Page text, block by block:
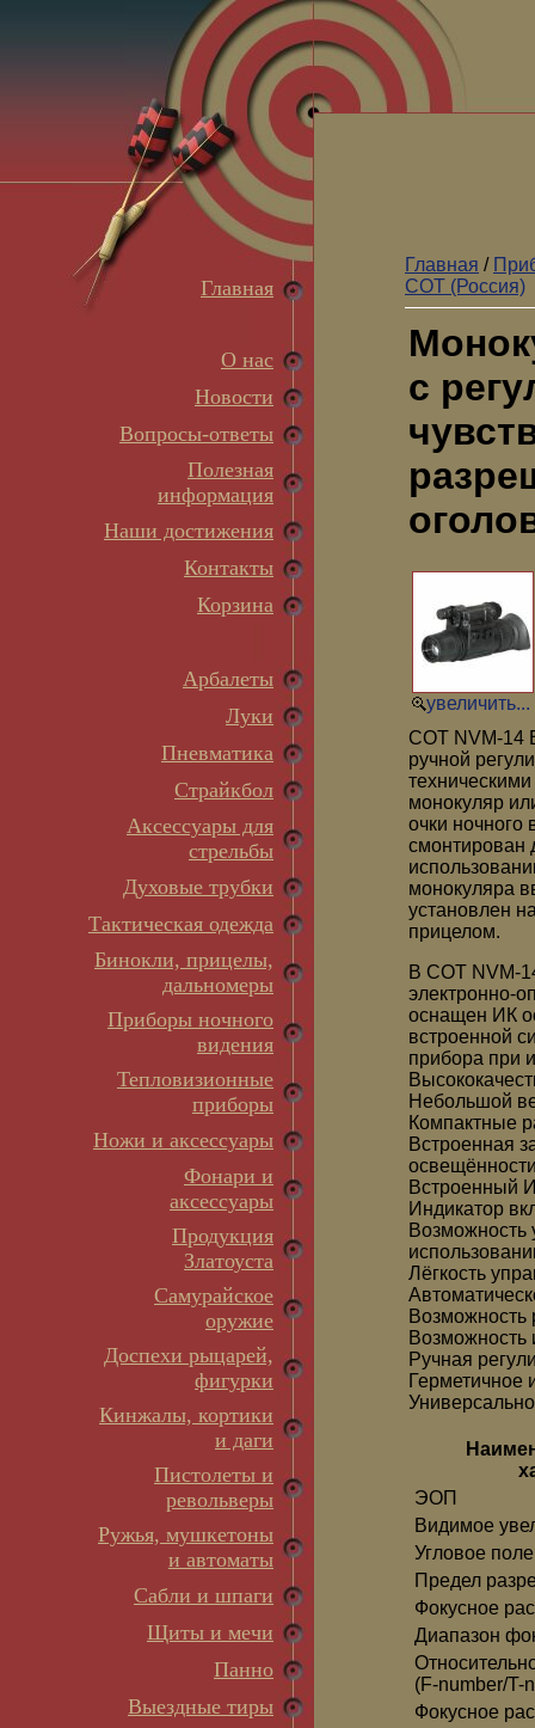
Главная
О нас
Новости
Вопросы-ответы
Полезная
информация
Наши достижения
Контакты
Корзина
Арбалеты
Луки
Пневматика
Страйкбол
Аксессуары для
стрельбы
Духовые трубки
Тактическая одежда
Бинокли, прицелы,
дальномеры
Приборы ночного
видения
Тепловизионные
приборы
Ножи и аксессуары
Фонари и
аксессуары
Продукция
Златоуста
Самурайское
оружие
Доспехи рыцарей,
фигурки
Кинжалы, кортики
и даги
Пистолеты и
револьверы
Ружья, мушкетоны
и автоматы
Сабли и шпаги
Щиты и мечи
Панно
Выездные тиры
Главная /
СОТ (Россия)
с
увеличить...
COT NVM-14
ручной
монокуляр
очки
смонтирован
монокуляра
установлен
прицелом.
В COT NVM-
электронно-
оснащен ИК
встроенной
прибора при
Небольшой
Компактные
Встроенная
Встроенный
Индикатор
Возможность
Лёгкость
Возможность
Возможность
Ручная
Герметичное
ЭОП
Видимое
Угловое
Предел
Фокусное
Диапазон
(F-number/T-
Фокусное